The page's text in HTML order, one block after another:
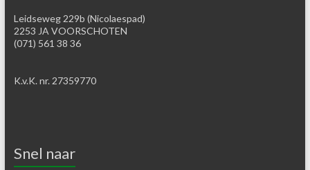
Leidseweg 229b (Nicolaespad)
2253 JA VOORSCHOTEN
(071) 561 38 36
K.v.K. nr. 27359770
Snel naar